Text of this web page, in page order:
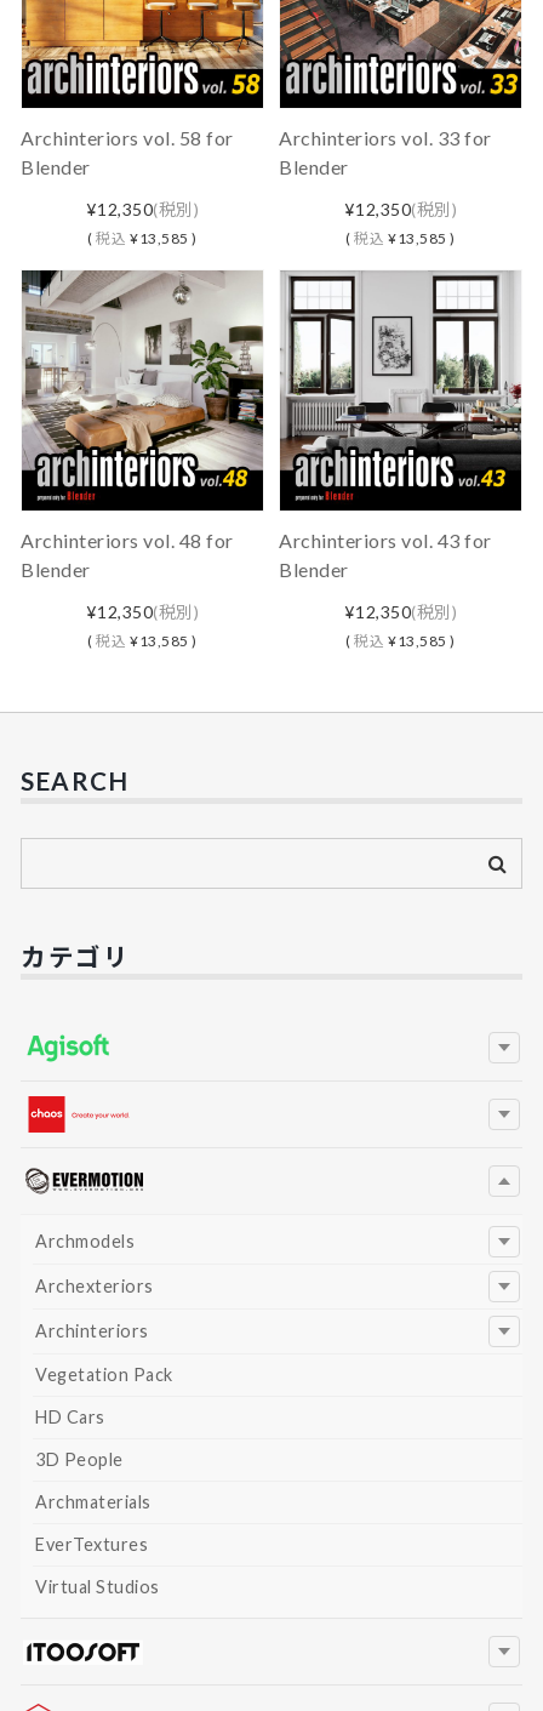
Archinteriors vol. 58 for
Blender
¥12,350(税別)
(税込 ¥13,585 )
Archinteriors vol. 33 for
Blender
¥12,350(税別)
(税込 ¥13,585 )
Archinteriors vol. 48 for
Blender
¥12,350(税別)
(税込 ¥13,585 )
Archinteriors vol. 43 for
Blender
¥12,350(税別)
(税込 ¥13,585 )
SEARCH
カテゴリ
Archmodels
Archexteriors
Archinteriors
Vegetation Pack
HD Cars
3D People
Archmaterials
EverTextures
Virtual Studios